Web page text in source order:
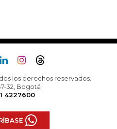
los derechos reservados.
32, Bogotá
4227600